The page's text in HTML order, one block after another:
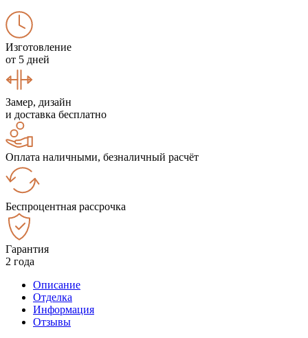
Изготовление
от 5 дней
Замер, дизайн
и доставка бесплатно
Оплата наличными, безналичный расчёт
Беспроцентная рассрочка
Гарантия
2 года
Описание
Отделка
Информация
Отзывы